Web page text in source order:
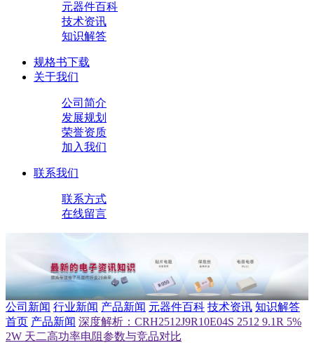
元器件百科
技术资讯
知识解答
规格书下载
关于我们
公司简介
发展规划
荣誉资质
加入我们
联系我们
联系方式
在线留言
公司新闻 行业新闻 产品新闻 元器件百科 技术资讯 知识解答
首页 产品新闻 深度解析：CRH2512J9R10E04S 2512 9.1R 5%
2W 天二高功率电阻参数与竞品对比